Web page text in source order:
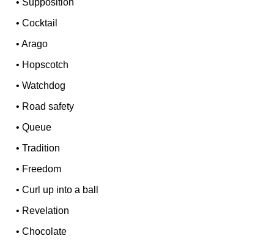
• Supposition
•Cocktail
•Arago
• Hopscotch
•Watchdog
• Road safety
•Queue
•Tradition
• Freedom
•Curl up into a ball
• Revelation
•Chocolate